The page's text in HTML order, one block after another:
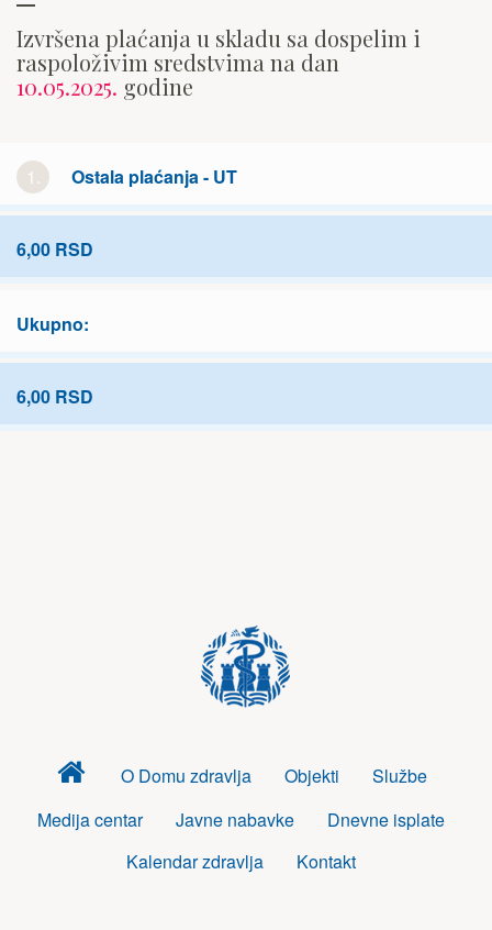
Izvršena plaćanja u skladu sa dospelim i
raspoloživim sredstvima na dan
10.05.2025. godine
1. Ostala plaćanja - UT
6,00 RSD
Ukupno:
6,00 RSD
Dom
zdravlja
O Domu zdravlja Objekti
Službe
Medija centar
Javne nabavke
Dnevne isplate
Kalendar zdravlja
Kontakt